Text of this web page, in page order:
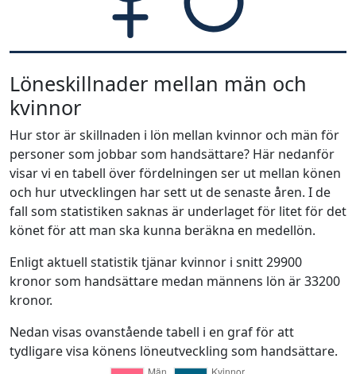
Löneskillnader mellan män och
kvinnor
Hur stor är skillnaden i lön mellan kvinnor och män för
personer som jobbar som handsättare? Här nedanför
visar vi en tabell över fördelningen ser ut mellan könen
och hur utvecklingen har sett ut de senaste åren. I de
fall som statistiken saknas är underlaget för litet för det
könet för att man ska kunna beräkna en medellön.
Enligt aktuell statistik tjänar kvinnor i snitt 29900
kronor som handsättare medan männens lön är 33200
kronor.
Nedan visas ovanstående tabell i en graf för att
tydligare visa könens löneutveckling som handsättare.